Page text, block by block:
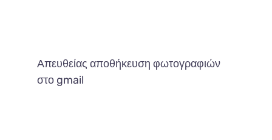
Απευθείας αποθήκευση φωτογραφιών
στο gmail